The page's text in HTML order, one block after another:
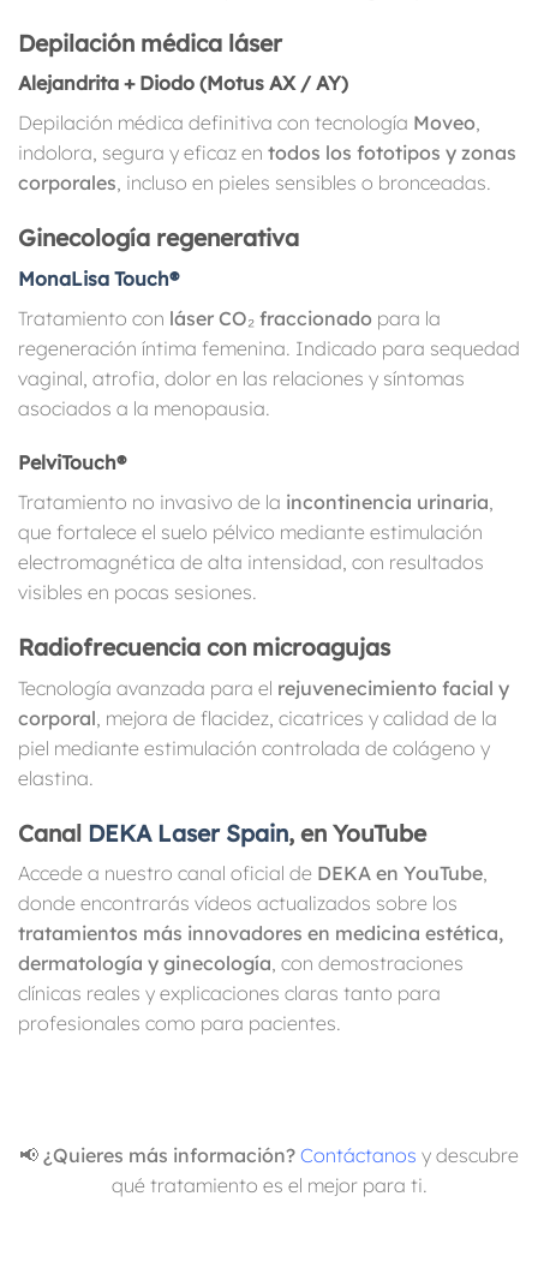
Depilación médica láser
Alejandrita + Diodo (Motus AX / AY)
Depilación médica definitiva con tecnología Moveo,
indolora, segura y eficaz en todos los fototipos y zonas
corporales, incluso en pieles sensibles o bronceadas.
Ginecología regenerativa
MonaLisa Touch®
Tratamiento con láser CO₂ fraccionado para la
regeneración íntima femenina. Indicado para sequedad
vaginal, atrofia, dolor en las relaciones y síntomas
asociados a la menopausia.
PelviTouch®
Tratamiento no invasivo de la incontinencia urinaria,
que fortalece el suelo pélvico mediante estimulación
electromagnética de alta intensidad, con resultados
visibles en pocas sesiones.
Radiofrecuencia con microagujas
Tecnología avanzada para el rejuvenecimiento facial y
corporal , mejora de flacidez, cicatrices y calidad de la
piel mediante estimulación controlada de colágeno y
elastina.
Canal DEKA Laser Spain, en YouTube
Accede a nuestro canal oficial de DEKA en YouTube,
donde encontrarás vídeos actualizados sobre los
tratamientos más innovadores en medicina estética,
dermatología y ginecología, con demostraciones
clínicas reales y explicaciones claras tanto para
profesionales como para pacientes.
📢 ¿Quieres más información? Contáctanos y descubre
qué tratamiento es el mejor para ti.